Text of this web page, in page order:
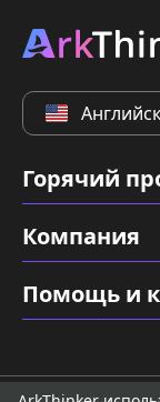
Горячий
Компания
Помощь и